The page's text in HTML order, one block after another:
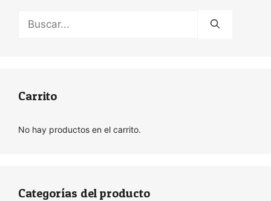
Carrito
No hay productos en el carrito.
Categorías del producto